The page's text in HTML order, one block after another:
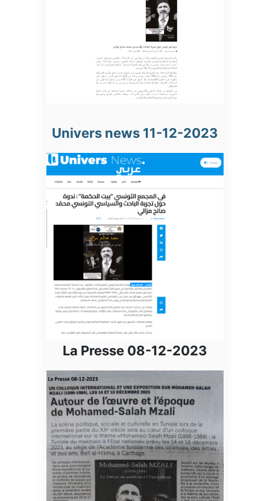
Univers news 11-12-2023
La Presse 08-12-2023